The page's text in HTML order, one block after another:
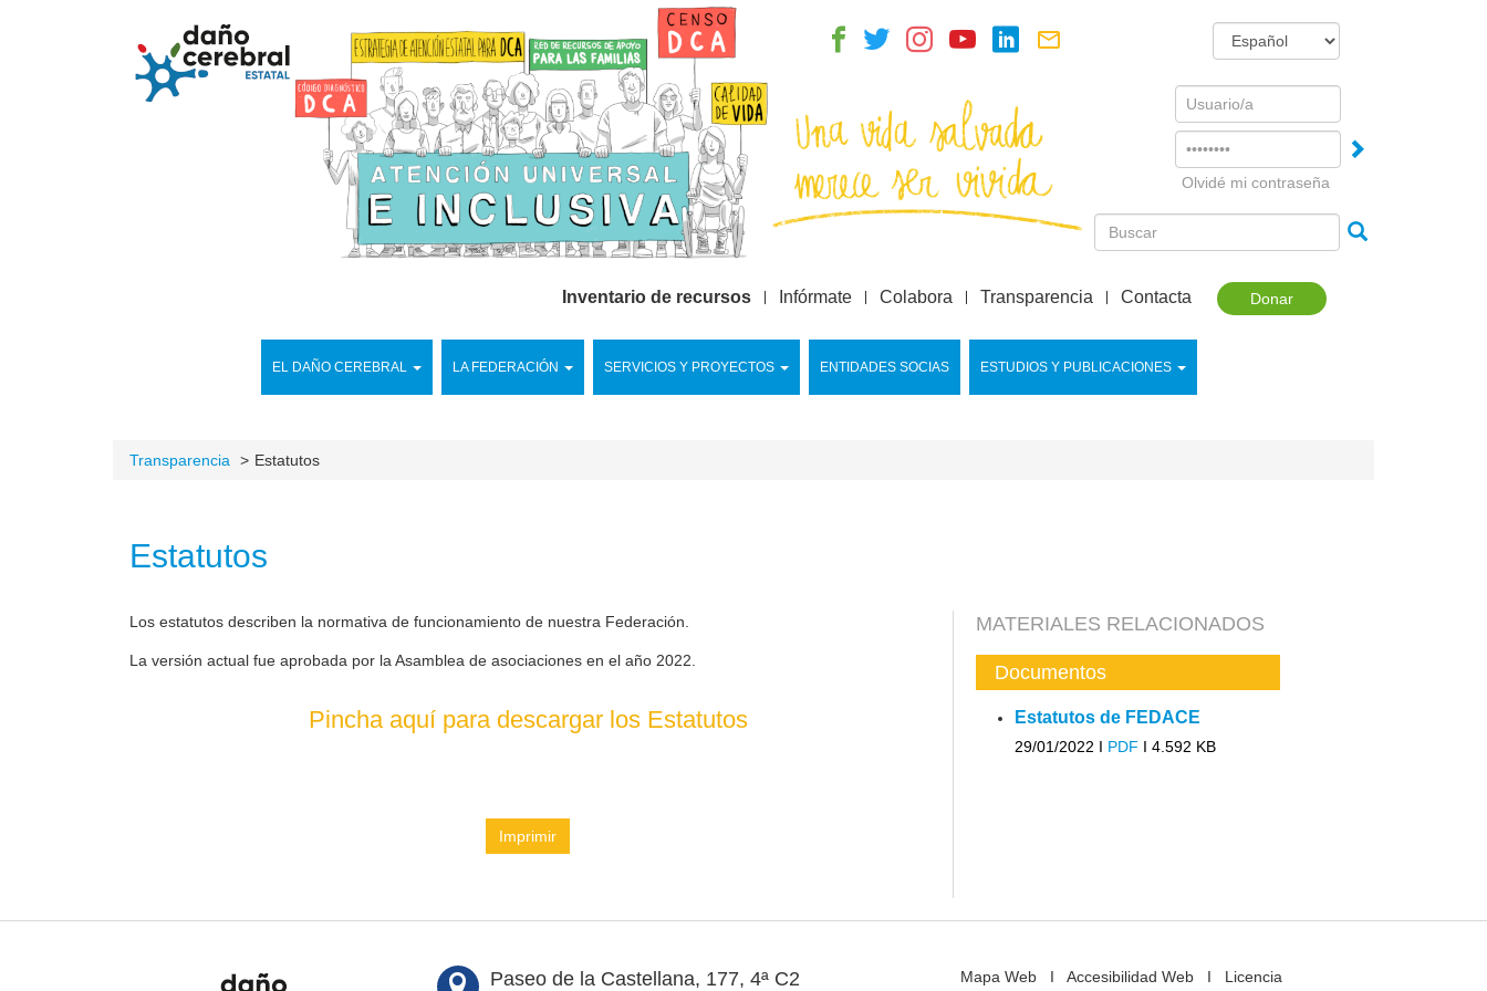
Username
Olvidé mi contraseña
Donar
EL DAÑO CEREBRAL LA FEDERACIÓN SERVICIOS Y PROYECTOS ENTIDADES SOCIAS ESTUDIOS Y PUBLICACIONES
Inventario de recursos Infórmate Colabora Transparencia Contacta
Transparencia Estatutos
Estatutos
Los estatutos describen la normativa de funcionamiento de nuestra Federación.
La versión actual fue aprobada por la Asamblea de asociaciones en el año 2022.
Pincha aquí para descargar los Estatutos
Imprimir
MATERIALES RELACIONADOS
Documentos
Estatutos de FEDACE
29/01/2022 I PDF I 4.592 KB
Paseo de la Castellana, 177, 4ª C2 Mapa WebI Accesibilidad WebI Licencia